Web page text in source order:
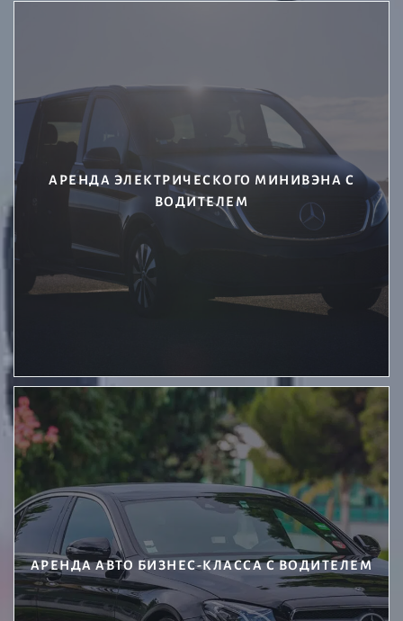
АРЕНДА ЭЛЕКТРИЧЕСКОГО МИНИВЭНА С
ВОДИТЕЛЕМ
АРЕНДА АВТО БИЗНЕС-КЛАССА С ВОДИТЕЛЕМ